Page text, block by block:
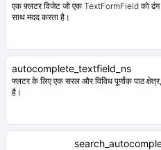
एक फ़्लटर विजेट जो एक TextFormField को
साथ मदद करता है।
autocomplete_textfield_ns
फ्लटर के लिए एक सरल और विविध पूर्णांक पाठ
है।